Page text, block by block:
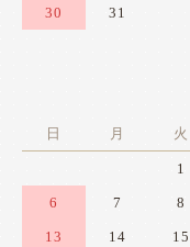
30 31
日 月 火
1
6 7 8
13 14 15